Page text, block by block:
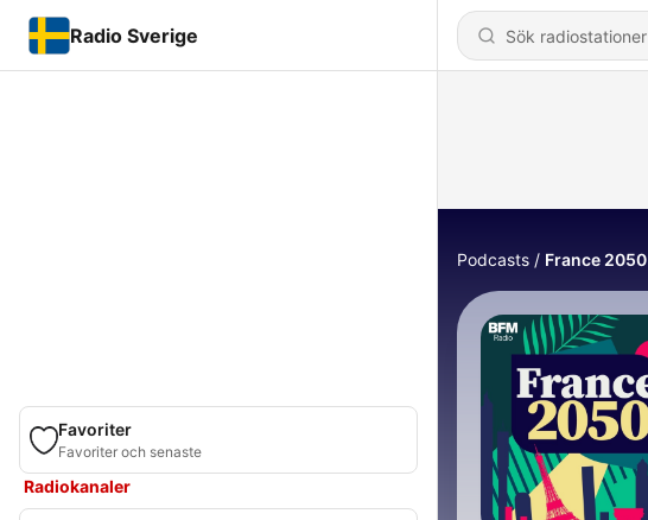
Radio Sverige
Favoriter
Favoriter och senaste
Radiokanaler
Podcasts France 2050